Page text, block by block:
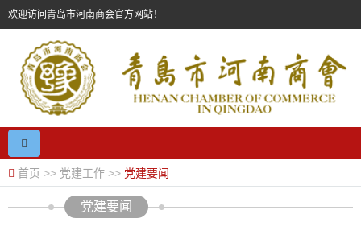
欢迎访问青岛市河南商会官方网站！
首页 >> 党建工作 >> 党建要闻
党建要闻